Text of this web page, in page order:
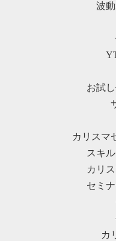
波
お試
カリスマ
スキ
カリ
セミ
カ